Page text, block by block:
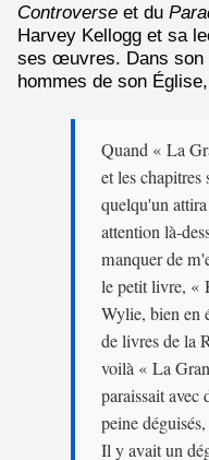
Controverse et du
Harvey Kellogg et sa
ses œuvres. Dans son
hommes de son
Quand « La
et les
quelqu'un
attention là-
manquer de
le petit livre, «
Wylie, bien en
de livres de la
voilà « La
paraissait avec
peine
Il y avait un